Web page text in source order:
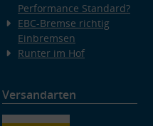
Performance Standard?
EBC-Bremse richtig
Einbremsen
Runter im Hof
Versandarten